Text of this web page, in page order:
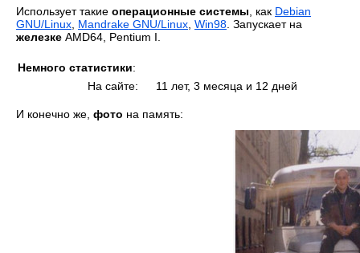
Использует такие операционные системы , как Debian
GNU/Linux Mandrake GNU/Linux Win98 . Запускает на
железке AMD64, Pentium I.
Немного статистики:
На сайте:
11 лет, 3 месяца и 12 дней
И конечно же, фото на память: